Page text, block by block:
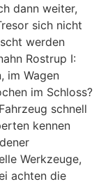
dann weiter,
sich nicht
werden
Rostrup I:
im Wagen
im Schloss?
schnell
kennen
Werkzeuge,
achten die